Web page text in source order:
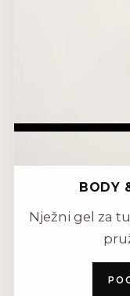
BODY
Nježni gel za